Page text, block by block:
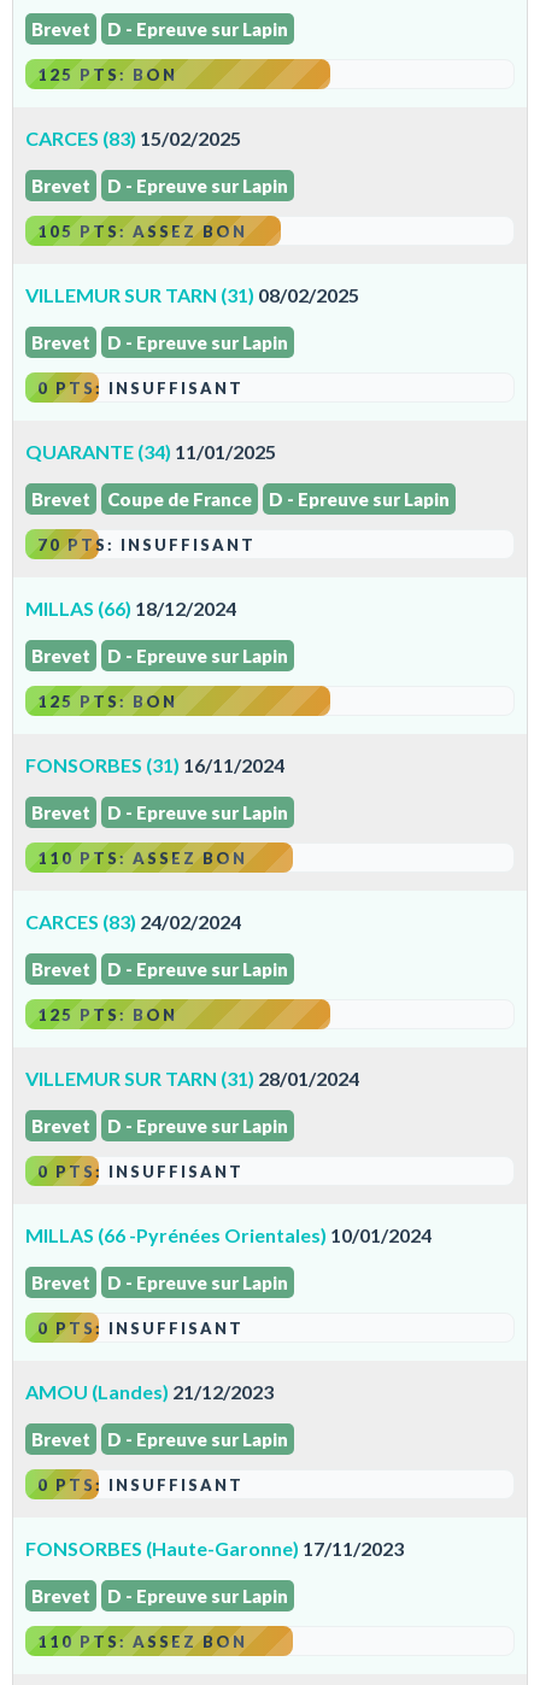
Brevet D - Epreuve sur Lapin
125 PTS: BON
CARCES (83) 15/02/2025
Brevet D - Epreuve sur Lapin
105 PTS: ASSEZ BON
VILLEMUR SUR TARN (31) 08/02/2025
Brevet D - Epreuve sur Lapin
0 PTS: INSUFFISANT
QUARANTE (34) 11/01/2025
Brevet Coupe de France D - Epreuve sur Lapin
70 PTS: INSUFFISANT
MILLAS (66) 18/12/2024
Brevet D - Epreuve sur Lapin
125 PTS: BON
FONSORBES (31) 16/11/2024
Brevet D - Epreuve sur Lapin
110 PTS: ASSEZ BON
CARCES (83) 24/02/2024
Brevet D - Epreuve sur Lapin
125 PTS: BON
VILLEMUR SUR TARN (31) 28/01/2024
Brevet D - Epreuve sur Lapin
0 PTS: INSUFFISANT
MILLAS (66 -Pyrénées Orientales) 10/01/2024
Brevet D - Epreuve sur Lapin
0 PTS: INSUFFISANT
AMOU (Landes) 21/12/2023
Brevet D - Epreuve sur Lapin
0 PTS: INSUFFISANT
FONSORBES (Haute-Garonne) 17/11/2023
Brevet D - Epreuve sur Lapin
110 PTS: ASSEZ BON